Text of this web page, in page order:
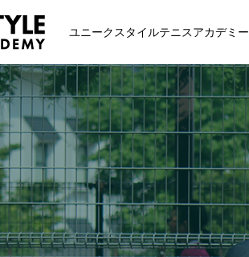
ユニークスタイルテニスアカデミー
方
ム・クラス・料金